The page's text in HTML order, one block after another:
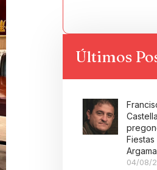
Últimos
04/08/